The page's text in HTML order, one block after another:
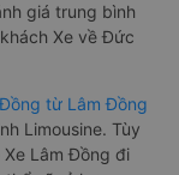
giá trung bình
Xe về Đức
từ Lâm Đồng
Limousine. Tùy
Lâm Đồng đi